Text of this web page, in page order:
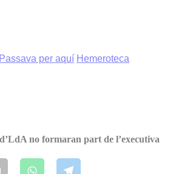
Passava per aquí Hemeroteca
no formaran part de l’executiva